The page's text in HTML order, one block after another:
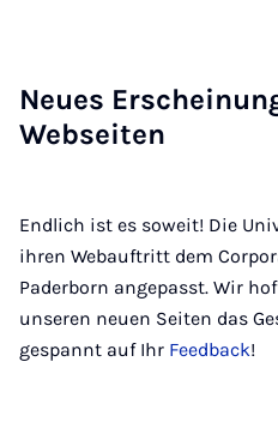
Neu­es
Web­sei­ten
Endlich ist es soweit! Die
ihren Webauftritt dem
Paderborn angepasst. Wir
unseren neuen Seiten das
gespannt auf Ihr Feedback!